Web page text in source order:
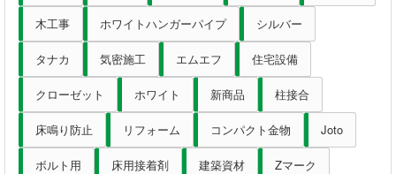
耐震制震
機械打 釘・ビス
釘・ねじ
接着剤
木工事 ホワイトハンガーパイプ シルバー
タナカ 気密施工 エムエフ 住宅設備
クローゼット ホワイト 新商品 柱接合
床鳴り防止 リフォーム コンパクト金物 Joto
ボルト用 床用接着剤 建築資材 Zマーク